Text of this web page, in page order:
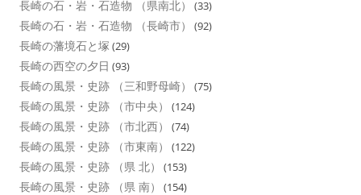
長崎の石・岩・石造物 （県南北） (33)
長崎の石・岩・石造物 （長崎市） (92)
長崎の藩境石と塚 (29)
長崎の西空の夕日 (93)
長崎の風景・史跡 （三和野母崎） (75)
長崎の風景・史跡 （市中央） (124)
長崎の風景・史跡 （市北西） (74)
長崎の風景・史跡 （市東南） (122)
長崎の風景・史跡 （県 北） (153)
長崎の風景・史跡 （県 南） (154)